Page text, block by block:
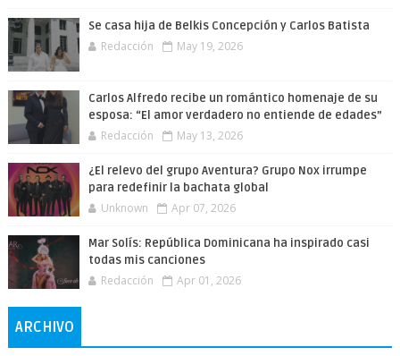
Se casa hija de Belkis Concepción y Carlos Batista
Redacción May 19, 2026
Carlos Alfredo recibe un romántico homenaje de su
esposa: “El amor verdadero no entiende de edades”
Redacción May 13, 2026
¿El relevo del grupo Aventura? Grupo Nox irrumpe
para redefinir la bachata global
Unknown Apr 07, 2026
Mar Solís: República Dominicana ha inspirado casi
todas mis canciones
Redacción Apr 01, 2026
ARCHIVO